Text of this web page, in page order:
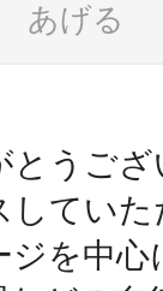
あげる
とうご
してい
を中
智頭
鴻巣